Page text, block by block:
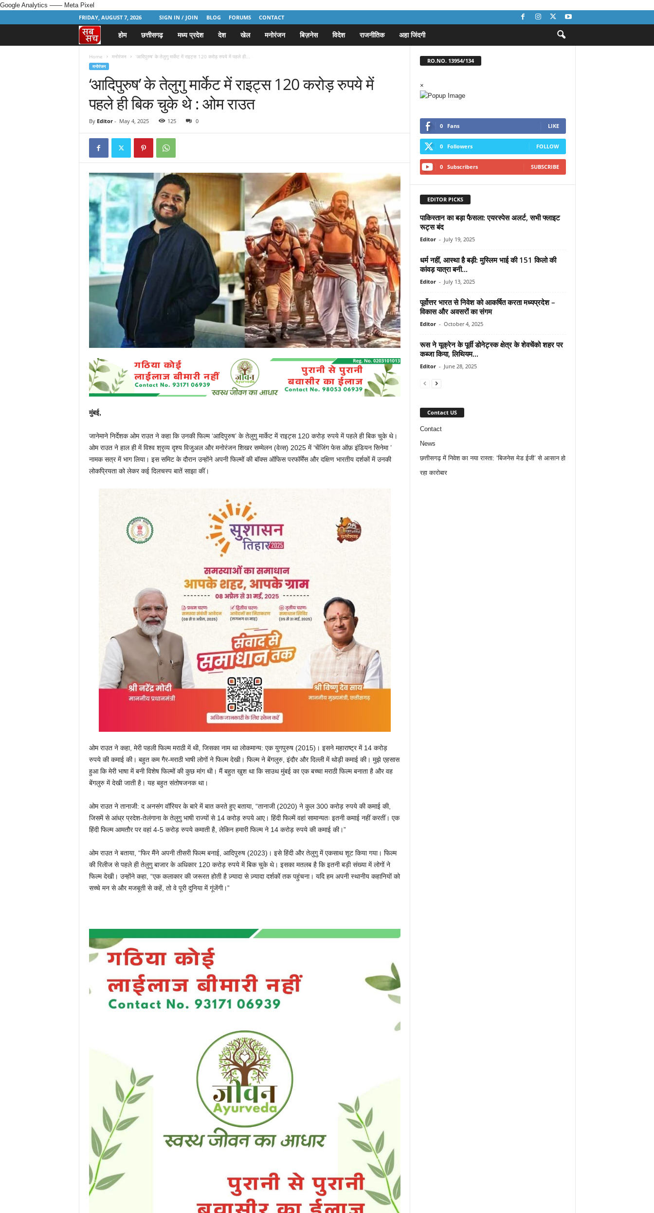
Google Analytics —— Meta Pixel
FRIDAY, AUGUST 7, 2026
SIGN IN / JOIN BLOG FORUMS CONTACT
i
n
d
i
N
e
w
s
P
r
a
होम छत्तीसगढ़ मध्य प्रदेश देश खेल मनोरंजन बिज़नेस विदेश राजनीतिक अहा जिंदगी
Home मनोरंजन ‘आदिपुरुष’ के तेलुगु मार्केट में राइट्स 120 करोड़ रुपये में पहले ही...
मनोरंजन
‘आदिपुरुष’ के तेलुगु मार्केट में राइट्स 120 करोड़ रुपये में
पहले ही बिक चुके थे : ओम राउत
By Editor- May 4, 2025 125 0
मुंबई,
जानेमाने निर्देशक ओम राउत ने कहा कि उनकी फिल्म ‘आदिपुरुष’ के तेलुगु मार्केट में राइट्स 120 करोड़ रुपये में पहले ही बिक चुके थे।
ओम राउत ने हाल ही में विश्व श्रृव्य दृश्य विजुअल और मनोरंजन शिखर सम्मेलन (वेव्स) 2025 में ‘चेंजिंग फेस ऑफ़ इंडियन सिनेमा ’
नामक सत्र में भाग लिया। इस समिट के दौरान उन्होंने अपनी फिल्मों की बॉक्स ऑफिस परफॉर्मेंस और दक्षिण भारतीय दर्शकों में उनकी
लोकप्रियता को लेकर कई दिलचस्प बातें साझा कीं।
ओम राउत ने कहा, मेरी पहली फिल्म मराठी में थी, जिसका नाम था लोकमान्य: एक युगपुरुष (2015)। इसने महाराष्ट्र में 14 करोड़
रुपये की कमाई की। बहुत कम गैर-मराठी भाषी लोगों ने फिल्म देखी। फिल्म ने बेंगलुरु, इंदौर और दिल्ली में थोड़ी कमाई की। मुझे एहसास
हुआ कि मेरी भाषा में बनी विशेष फिल्मों की कुछ मांग थी। मैं बहुत खुश था कि साउथ मुंबई का एक बच्चा मराठी फिल्म बनाता है और वह
बेंगलुरु में देखी जाती है। यह बहुत संतोषजनक था।
ओम राउत ने तानाजी: द अनसंग वॉरियर के बारे में बात करते हुए बताया, “तानाजी (2020) ने कुल 300 करोड़ रुपये की कमाई की,
जिसमें से आंध्र प्रदेश-तेलंगाना के तेलुगु भाषी राज्यों से 14 करोड़ रुपये आए। हिंदी फिल्में वहां सामान्यतः इतनी कमाई नहीं करतीं। एक
हिंदी फिल्म आमतौर पर वहां 4-5 करोड़ रुपये कमाती है, लेकिन हमारी फिल्म ने 14 करोड़ रुपये की कमाई की।”
ओम राउत ने बताया, “फिर मैंने अपनी तीसरी फिल्म बनाई, आदिपुरुष (2023)। इसे हिंदी और तेलुगु में एकसाथ शूट किया गया। फिल्म
की रिलीज से पहले ही तेलुगु बाजार के अधिकार 120 करोड़ रुपये में बिक चुके थे। इसका मतलब है कि इतनी बड़ी संख्या में लोगों ने
फिल्म देखी। उन्होंने कहा, “एक कलाकार की जरूरत होती है ज़्यादा से ज़्यादा दर्शकों तक पहुंचना। यदि हम अपनी स्थानीय कहानियों को
सच्चे मन से और मजबूती से कहें, तो वे पूरी दुनिया में गूंजेंगी।”
RO.NO. 13954/134
×
0 Fans LIKE
0 Followers FOLLOW
0 Subscribers SUBSCRIBE
EDITOR PICKS
पाकिस्तान का बड़ा फैसला: एयरस्पेस अलर्ट, सभी फ्लाइट
रूट्स बंद
Editor - July 19, 2025
धर्म नहीं, आस्था है बड़ी: मुस्लिम भाई की 151 किलो की
कांवड़ यात्रा बनी...
Editor - July 13, 2025
पूर्वोत्तर भारत से निवेश को आकर्षित करता मध्यप्रदेश –
विकास और अवसरों का संगम
Editor - October 4, 2025
रूस ने यूक्रेन के पूर्वी डोनेट्स्क क्षेत्र के शेवचेंको शहर पर
कब्‍जा किया, लिथियम...
Editor - June 28, 2025
Contact US
Contact
News
छत्तीसगढ़ में निवेश का नया रास्ता: ‘बिजनेस मेड ईजी’ से आसान हो
रहा कारोबार